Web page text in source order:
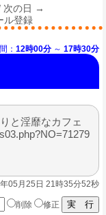
次の日 →
ル登録
： 12時00分 ～ 17時30分
と淫靡なカフェ
05月25日 21時35分52秒
削除 修正